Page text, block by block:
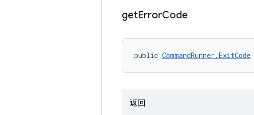
getErrorCode
public CommandRunner.ExitCode
返回